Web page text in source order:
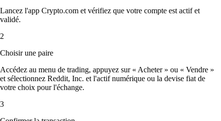
Lancez l'app Crypto.com et vérifiez que votre compte est actif et
validé.
2
Choisir une paire
Accédez au menu de trading, appuyez sur « Acheter » ou « Vendre »
et sélectionnez Reddit, Inc. et l'actif numérique ou la devise fiat de
votre choix pour l'échange.
3